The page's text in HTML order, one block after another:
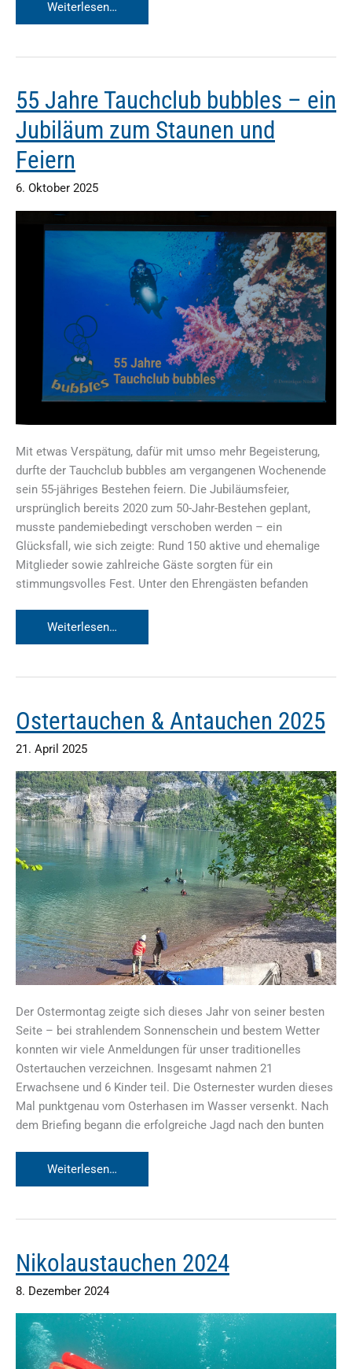
Nikolaustauchen
2025
Weiterlesen…
55 Jahre Tauchclub bubbles – ein
Jubiläum zum Staunen und
Feiern
6. Oktober 2025
Mit etwas Verspätung, dafür mit umso mehr Begeisterung,
durfte der Tauchclub bubbles am vergangenen Wochenende
sein 55-jähriges Bestehen feiern. Die Jubiläumsfeier,
ursprünglich bereits 2020 zum 50-Jahr-Bestehen geplant,
musste pandemiebedingt verschoben werden – ein
Glücksfall, wie sich zeigte: Rund 150 aktive und ehemalige
Mitglieder sowie zahlreiche Gäste sorgten für ein
stimmungsvolles Fest. Unter den Ehrengästen befanden
55
Jahre
ein
Staunen
und
Feiern
Weiterlesen…
Ostertauchen & Antauchen 2025
21. April 2025
Der Ostermontag zeigte sich dieses Jahr von seiner besten
Seite – bei strahlendem Sonnenschein und bestem Wetter
konnten wir viele Anmeldungen für unser traditionelles
Ostertauchen verzeichnen. Insgesamt nahmen 21
Erwachsene und 6 Kinder teil. Die Osternester wurden dieses
Mal punktgenau vom Osterhasen im Wasser versenkt. Nach
dem Briefing begann die erfolgreiche Jagd nach den bunten
Ostertauchen
&
Weiterlesen…
Nikolaustauchen 2024
8. Dezember 2024